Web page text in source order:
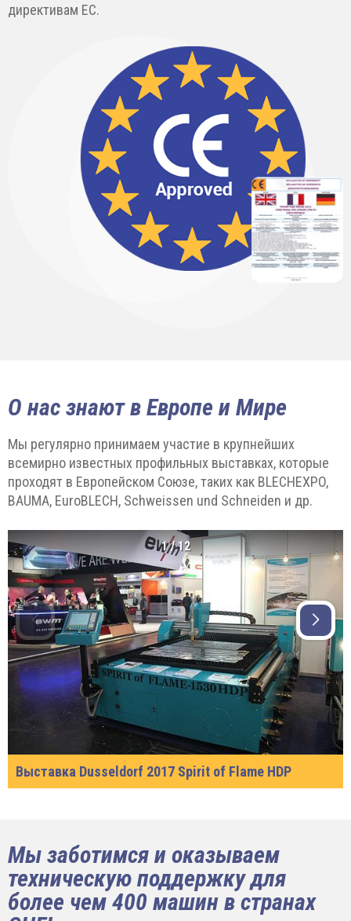
директивам ЕС.
О нас знают в Европе и Мире
Мы регулярно принимаем участие в крупнейших
всемирно известных профильных выставках, которые
проходят в Европейском Союзе, таких как BLECHEXPO,
BAUMA, EuroBLECH, Schweissen und Schneiden и др.
Выставка Dusseldorf 2017 Spirit of Flame HDP
1/12
Мы заботимся и оказываем
техническую поддержку для
более чем 400 машин в странах